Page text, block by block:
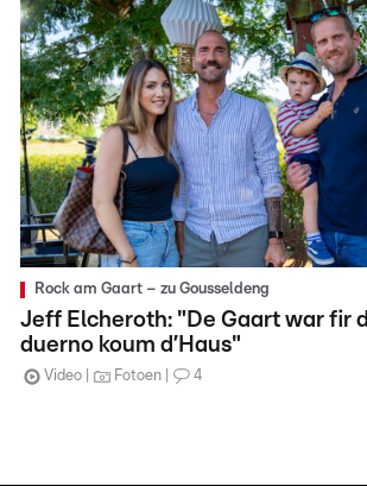
Rock am Gaart – zu Gousseldeng
Jeff Elcheroth: "De Gaart war fir
duerno koum d’Haus"
Video Fotoen 4